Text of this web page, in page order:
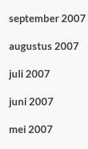
september 2007
augustus 2007
juli 2007
juni 2007
mei 2007